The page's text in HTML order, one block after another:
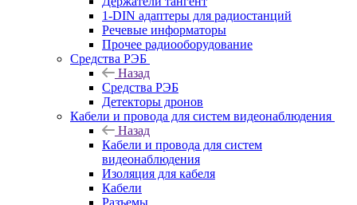
1-DIN адаптеры для радиостанций
Речевые информаторы
Прочее радиооборудование
Средства РЭБ
Назад
Средства РЭБ
Детекторы дронов
Кабели и провода для систем видеонаблюдения
Назад
Кабели и провода для систем
видеонаблюдения
Изоляция для кабеля
Кабели
Разъемы